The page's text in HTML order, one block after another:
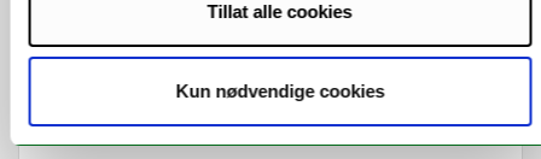
Tillat alle cookies
Kun nødvendige cookies